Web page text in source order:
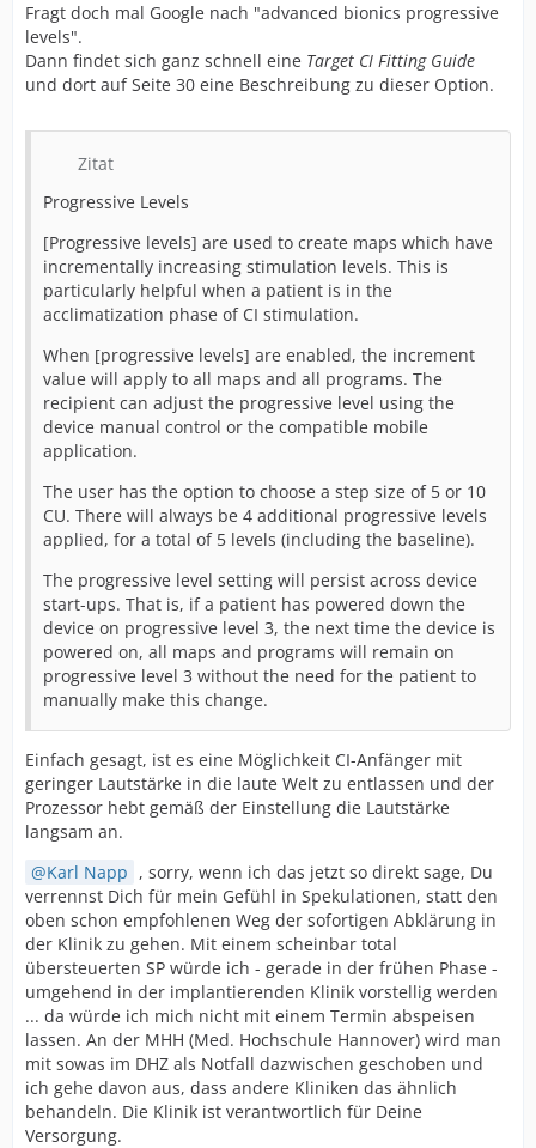
Fragt doch mal Google nach "advanced bionics progressive
levels".
Dann findet sich ganz schnell eine Target CI Fitting Guide
und dort auf Seite 30 eine Beschreibung zu dieser Option.
Zitat
Progressive Levels
[Progressive levels] are used to create maps which have
incrementally increasing stimulation levels. This is
particularly helpful when a patient is in the
acclimatization phase of CI stimulation.
When [progressive levels] are enabled, the increment
value will apply to all maps and all programs. The
recipient can adjust the progressive level using the
device manual control or the compatible mobile
application.
The user has the option to choose a step size of 5 or 10
CU. There will always be 4 additional progressive levels
applied, for a total of 5 levels (including the baseline).
The progressive level setting will persist across device
start-ups. That is, if a patient has powered down the
device on progressive level 3, the next time the device is
powered on, all maps and programs will remain on
progressive level 3 without the need for the patient to
manually make this change.
Einfach gesagt, ist es eine Möglichkeit CI-Anfänger mit
geringer Lautstärke in die laute Welt zu entlassen und der
Prozessor hebt gemäß der Einstellung die Lautstärke
langsam an.
Karl Napp , sorry, wenn ich das jetzt so direkt sage, Du
verrennst Dich für mein Gefühl in Spekulationen, statt den
oben schon empfohlenen Weg der sofortigen Abklärung in
der Klinik zu gehen. Mit einem scheinbar total
übersteuerten SP würde ich - gerade in der frühen Phase -
umgehend in der implantierenden Klinik vorstellig werden
... da würde ich mich nicht mit einem Termin abspeisen
lassen. An der MHH (Med. Hochschule Hannover) wird man
mit sowas im DHZ als Notfall dazwischen geschoben und
ich gehe davon aus, dass andere Kliniken das ähnlich
behandeln. Die Klinik ist verantwortlich für Deine
Versorgung.